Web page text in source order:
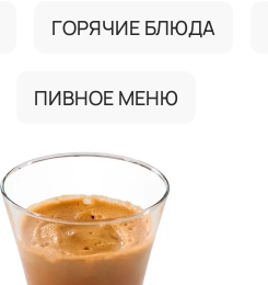
ГОРЯЧИЕ БЛЮДА
ПИВНОЕ МЕНЮ